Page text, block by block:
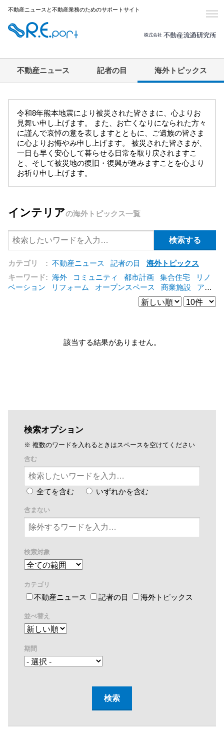
不動産ニュースと不動産業務のためのサポートサイト
不動産ニュース 記者の目 海外トピックス
令和8年熊本地震により被災された皆さまに、心よりお
見舞い申し上げます。 また、お亡くなりになられた方々
に謹んで哀悼の意を表しますとともに、ご遺族の皆さま
に心よりお悔やみ申し上げます。 被災された皆さまが、
一日も早く安心して暮らせる日常を取り戻されますこ
と、そして被災地の復旧・復興が進みますことを心より
お祈り申し上げます。
インテリアの海外トピックス一覧
カテゴリ : 不動産ニュース 記者の目
海外トピックス
キーワード: 海外 コミュニティ 都市計画 集合住宅
リノ
ベーション
リフォーム オープンスペース 商業施設
アパ
エネルギー
新型コロ
コンバージョン
都市再生
該当する結果がありません。
検索オプション
※ 複数のワードを入れるときはスペースを空けてください
含む
全てを含む いずれかを含む
含まない
検索対象
カテゴリ
不動産ニュース 記者の目 海外トピックス
並べ替え
期間